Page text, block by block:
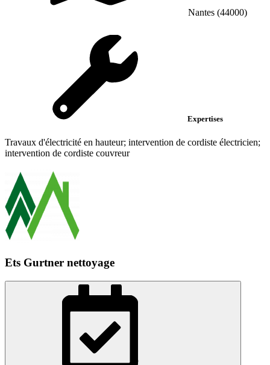
Nantes (44000)
Expertises
Travaux d'électricité en hauteur; intervention de cordiste électricien;
intervention de cordiste couvreur
Ets Gurtner nettoyage